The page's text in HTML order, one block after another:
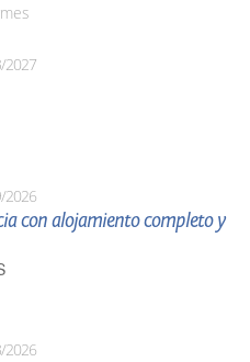
2027
2026
con alojamiento completo y
2026